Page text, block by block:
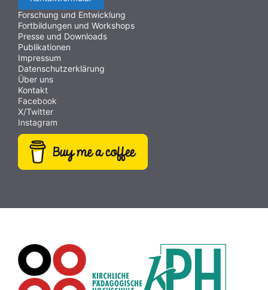
Forschung und Entwicklung
Fortbildungen und Workshops
Presse und Downloads
Publikationen
Impressum
Datenschutzerklärung
Über uns
Kontakt
Facebook
X/Twitter
Instagram